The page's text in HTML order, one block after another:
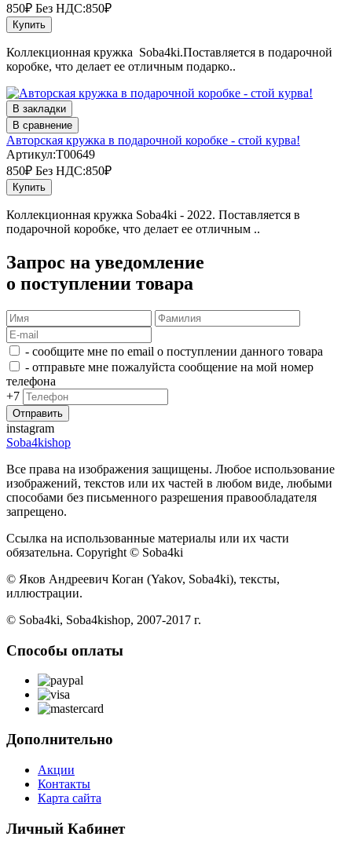
850₽ Без НДС:850₽
Купить
Коллекционная кружка Soba4ki.Поставляется в подарочной
коробке, что делает ее отличным подарко..
В закладки
В сравнение
Авторская кружка в подарочной коробке - стой курва!
Артикул:T00649
850₽ Без НДС:850₽
Купить
Коллекционная кружка Soba4ki - 2022. Поставляется в
подарочной коробке, что делает ее отличным ..
Запрос на уведомление
о поступлении товара
- сообщите мне по email о поступлении данного товара
- отправьте мне пожалуйста сообщение на мой номер
телефона
+7
instagram
Soba4kishop
Все права на изображения защищены. Любое использование
изображений, текстов или их частей в любом виде, любыми
способами без письменного разрешения правообладателя
запрещено.
Ссылка на использованные материалы или их части
обязательна. Copyright © Soba4ki
© Яков Андреевич Коган (Yakov, Soba4ki), тексты,
иллюстрации.
© Soba4ki, Soba4kishop, 2007-2017 г.
Способы оплаты
Дополнительно
Акции
Контакты
Карта сайта
Личный Кабинет